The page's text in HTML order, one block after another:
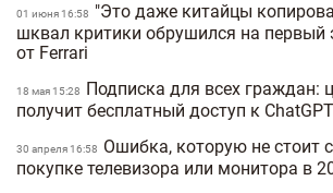
01 июня 16:58
"Это даже китайцы
шквал критики обрушился на первый
от Ferrari
18 мая 15:28
Подписка для всех граждан:
получит бесплатный доступ к
30 апреля 16:58
Ошибка, которую не стоит
покупке телевизора или монитора в